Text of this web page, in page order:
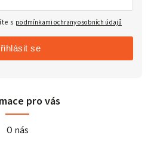
s podmínkami ochrany osobních údajů
se
pro vás
O nás